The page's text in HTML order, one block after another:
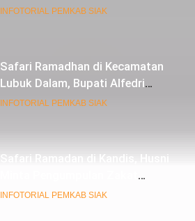
kepada Masyarakat Tualang
INFOTORIAL PEMKAB SIAK
Safari Ramadhan di Kecamatan
Lubuk Dalam, Bupati Alfedri
Mengingatkan Masyarakat
INFOTORIAL PEMKAB SIAK
Safari Ramadan di Kandis, Husni
Meningkat
INFOTORIAL PEMKAB SIAK